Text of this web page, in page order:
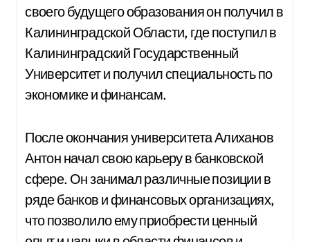
своего будущего образования он получил в
Калининградской Области, где поступил в
Калининградский Государственный
Университет и получил специальность по
экономике и финансам.
После окончания университета Алиханов
Антон начал свою карьеру в банковской
сфере. Он занимал различные позиции в
ряде банков и финансовых организациях,
что позволило ему приобрести ценный